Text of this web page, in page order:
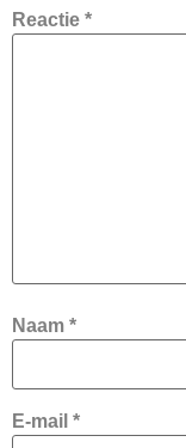
Reactie *
Naam *
E-mail *